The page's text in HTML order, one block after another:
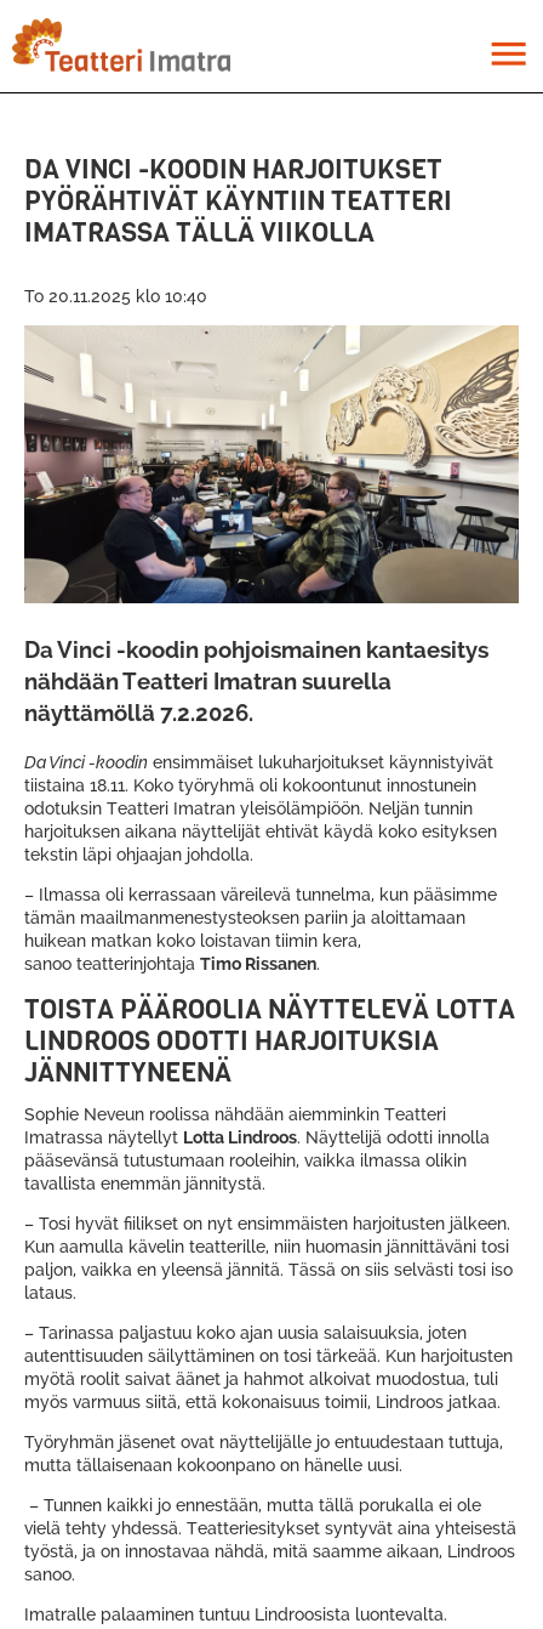
pääsisältöön
menu
DA VINCI -KOODIN HARJOITUKSET
PYÖRÄHTIVÄT KÄYNTIIN TEATTERI
IMATRASSA TÄLLÄ VIIKOLLA
To 20.11.2025 klo 10:40
Da Vinci -koodin pohjoismainen kantaesitys
nähdään Teatteri Imatran suurella
näyttämöllä 7.2.2026.
Da Vinci -koodin ensimmäiset lukuharjoitukset käynnistyivät
tiistaina 18.11. Koko työryhmä oli kokoontunut innostunein
odotuksin Teatteri Imatran yleisölämpiöön. Neljän tunnin
harjoituksen aikana näyttelijät ehtivät käydä koko esityksen
tekstin läpi ohjaajan johdolla.
– Ilmassa oli kerrassaan väreilevä tunnelma, kun pääsimme
tämän maailmanmenestysteoksen pariin ja aloittamaan
huikean matkan koko loistavan tiimin kera,
sanoo teatterinjohtaja Timo Rissanen.
TOISTA PÄÄROOLIA NÄYTTELEVÄ LOTTA
LINDROOS ODOTTI HARJOITUKSIA
JÄNNITTYNEENÄ
Sophie Neveun roolissa nähdään aiemminkin Teatteri
Imatrassa näytellyt Lotta Lindroos. Näyttelijä odotti innolla
pääsevänsä tutustumaan rooleihin, vaikka ilmassa olikin
tavallista enemmän jännitystä.
– Tosi hyvät fiilikset on nyt ensimmäisten harjoitusten jälkeen.
Kun aamulla kävelin teatterille, niin huomasin jännittäväni tosi
paljon, vaikka en yleensä jännitä. Tässä on siis selvästi tosi iso
lataus.
– Tarinassa paljastuu koko ajan uusia salaisuuksia, joten
autenttisuuden säilyttäminen on tosi tärkeää. Kun harjoitusten
myötä roolit saivat äänet ja hahmot alkoivat muodostua, tuli
myös varmuus siitä, että kokonaisuus toimii, Lindroos jatkaa.
Työryhmän jäsenet ovat näyttelijälle jo entuudestaan tuttuja,
mutta tällaisenaan kokoonpano on hänelle uusi.
– Tunnen kaikki jo ennestään, mutta tällä porukalla ei ole
vielä tehty yhdessä. Teatteriesitykset syntyvät aina yhteisestä
työstä, ja on innostavaa nähdä, mitä saamme aikaan, Lindroos
sanoo.
Imatralle palaaminen tuntuu Lindroosista luontevalta.